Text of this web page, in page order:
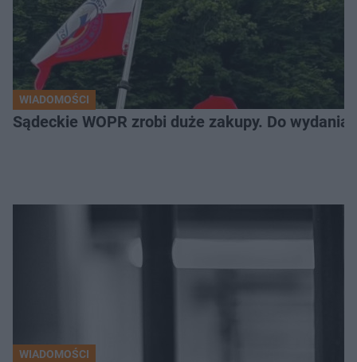
WIADOMOŚCI
Sądeckie WOPR zrobi duże zakupy. Do wydania
WIADOMOŚCI